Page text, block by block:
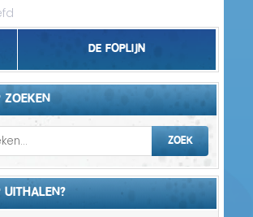
De foplijn
Bel grappen
Topgrappen
18+ en Relatie
ZOEKEN
ZOEK
UITHALEN?